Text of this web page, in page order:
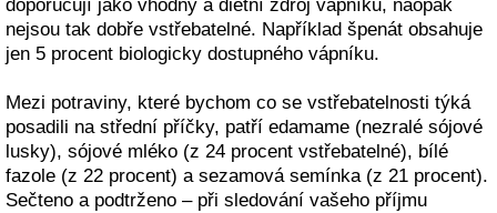
doporučují jako vhodný a dietní zdroj vápníku, naopak
nejsou tak dobře vstřebatelné. Například špenát obsahuje
jen 5 procent biologicky dostupného vápníku.
Mezi potraviny, které bychom co se vstřebatelnosti týká
posadili na střední příčky, patří edamame (nezralé sójové
lusky), sójové mléko (z 24 procent vstřebatelné), bílé
fazole (z 22 procent) a sezamová semínka (z 21 procent).
Sečteno a podtrženo – při sledování vašeho příjmu